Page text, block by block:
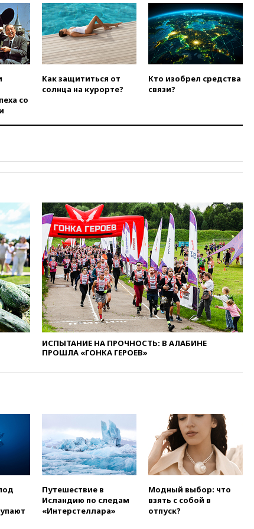
итальянских туристов
12:27
Возгорание на Ильском
НПЗ, вызванное атакой БПЛА,
потушили
11:47
Суд оставил под
Лерчек
09:25Ильский НПЗ на Кубани
загорелся после падения
обломков дрона
08:57 Собянин сообщил о
девяти БПЛА, сбитых на
подлете к Москве
08:42Силы ПВО сбили почти
400 БПЛА над российскими
регионами
08:16Лукашенко призвал
селах
обсуждают координацию
усилий против наркотрафика
05:30
ВМС Испании усилили
присутствие в Сеуте на фоне
миграционного кризиса
В Минстрое сравнили
качество жилья в Нью-Йорке и
России
со
Как защититься от
солнца на курорте?
Кто изобрел средства
связи?
ИСПЫТАНИЕ НА ПРОЧНОСТЬ: В АЛАБИНЕ
ПРОШЛА «ГОНКА ГЕРОЕВ»
Путешествие в
Исландию по следам
«Интерстеллара»
Модный выбор: что
взять с собой в
отпуск?